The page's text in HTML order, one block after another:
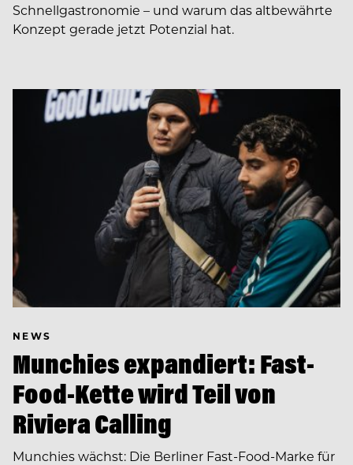
Schnellgastronomie – und warum das altbewährte
Konzept gerade jetzt Potenzial hat.
NEWS
Munchies expandiert: Fast-
Food-Kette wird Teil von
Riviera Calling
Munchies wächst: Die Berliner Fast-Food-Marke für